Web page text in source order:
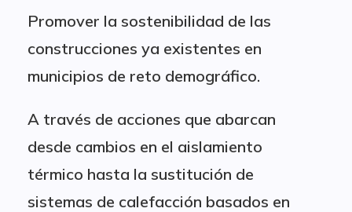
Promover la sostenibilidad de las
construcciones ya existentes en
municipios de reto demográfico.
A través de acciones que abarcan
desde cambios en el aislamiento
térmico hasta la sustitución de
sistemas de calefacción basados en